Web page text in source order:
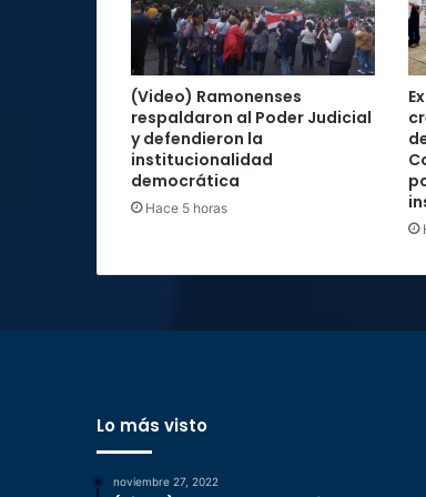
(Video) Ramonenses
respaldaron al Poder Judicial
y defendieron la
institucionalidad
democrática
Hace 5 horas
Lo más visto
noviembre 27, 2022